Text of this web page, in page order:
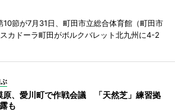
10節が7月31日、町田市立総合体育館（町田市
カドーラ町田がボルクバレット北九州に4-2
原、愛川町で作戦会議 「天然芝」練習拠
も